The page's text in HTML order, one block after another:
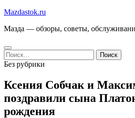
Перейти
содержимому
Mazdastok.ru
Мазда — обзоры, советы,
Найти:
Без рубрики
Ксения Собчак и
поздравили сына
рождения